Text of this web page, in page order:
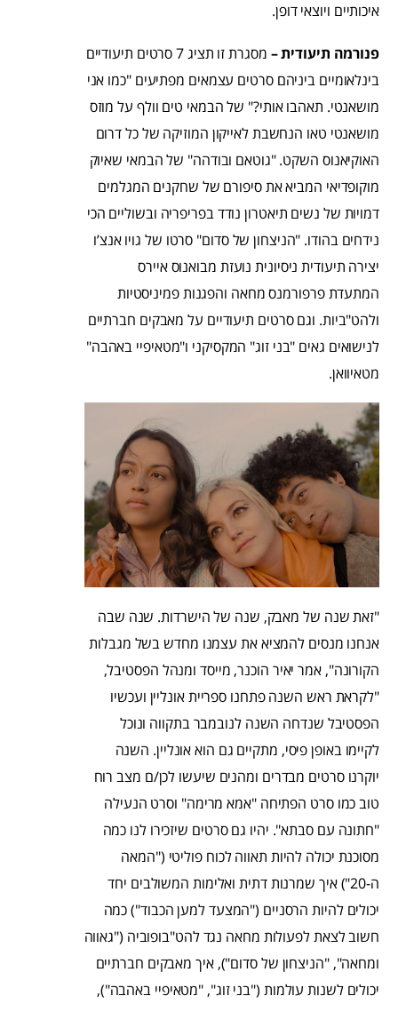
איכותיים ויוצאי דופן.
פנורמה תיעודית –
מסגרת זו תציג 7 סרטים תיעודיים
בינלאומיים ביניהם סרטים עצמאים מפתיעים "כמו אני
מושאנטי. תאהבו אותי?" של הבמאי טים וולף על מוזס
מושאנטי טאו הנחשבת לאייקון המוזיקה של כל דרום
האוקיאנוס השקט. "גוטאם ובודהה" של הבמאי שאיוק
מוקופדיאי המביא את סיפורם של שחקנים המגלמים
דמויות של נשים תיאטרון נודד בפריפריה ובשוליים הכי
נידחים בהודו. "הניצחון של סדום" סרטו של גויו אנצ’ו
יצירה תיעודית ניסיונית נועזת מבואנוס איירס
המתעדת פרפורמנס מחאה והפגנות פמיניסטיות
ולהט"ביות. וגם סרטים תיעודיים על מאבקים חברתיים
לנישואים גאים "בני זוג" המקסיקני ו"מטאיפיי באהבה"
מטאיוואן.
"זאת שנה של מאבק, שנה של הישרדות. שנה שבה
אנחנו מנסים להמציא את עצמנו מחדש בשל מגבלות
הקורונה", אמר יאיר הוכנר, מייסד ומנהל הפסטיבל,
"לקראת ראש השנה פתחנו ספריית אונליין ועכשיו
הפסטיבל שנדחה השנה לנובמבר בתקווה ונוכל
לקיימו באופן פיסי, מתקיים גם הוא אונליין. השנה
יוקרנו סרטים מבדרים ומהנים שיעשו לכן/ם מצב רוח
טוב כמו סרט הפתיחה "אמא מרימה" וסרט הנעילה
"חתונה עם סבתא". יהיו גם סרטים שיזכירו לנו כמה
מסוכנת יכולה להיות תאווה לכוח פוליטי ("המאה
ה-20") איך שמרנות דתית ואלימות המשולבים יחד
יכולים להיות הרסניים ("המצעד למען הכבוד") כמה
חשוב לצאת לפעולות מחאה נגד להט"בופוביה ("גאווה
ומחאה", "הניצחון של סדום"), איך מאבקים חברתיים
יכולים לשנות עולמות ("בני זוג", "מטאיפיי באהבה"),